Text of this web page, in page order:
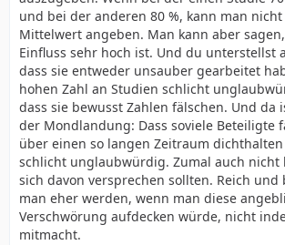
und bei der anderen 80 %, kann man nicht
Mittelwert angeben. Man kann aber
Einfluss sehr hoch ist. Und du unterstellst
dass sie entweder unsauber gearbeitet
hohen Zahl an Studien schlicht
dass sie bewusst Zahlen fälschen. Und da
der Mondlandung: Dass soviele Beteiligte
über einen so langen Zeitraum
schlicht unglaubwürdig. Zumal auch nicht
sich davon versprechen sollten. Reich
man eher werden, wenn man diese
Verschwörung aufdecken würde, nicht
mitmacht.